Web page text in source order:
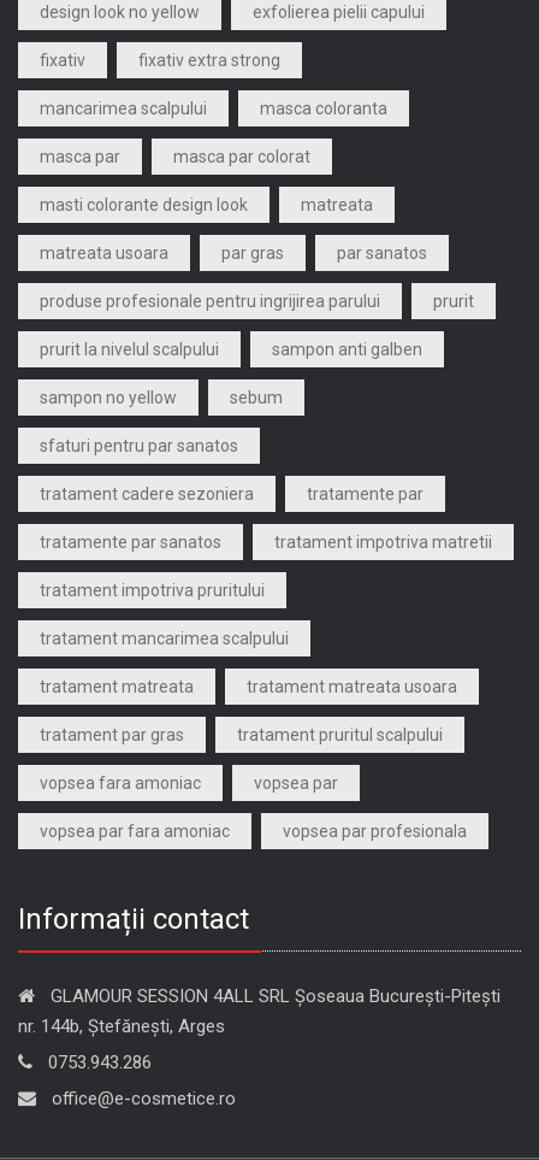
design look no yellow exfolierea pielii capului
fixativ fixativ extra strong
mancarimea scalpului masca coloranta
masca par masca par colorat
masti colorante design look matreata
matreata usoara par gras par sanatos
produse profesionale pentru ingrijirea parului prurit
prurit la nivelul scalpului sampon anti galben
sampon no yellow sebum
sfaturi pentru par sanatos
tratament cadere sezoniera tratamente par
tratamente par sanatos tratament impotriva matretii
tratament impotriva pruritului
tratament mancarimea scalpului
tratament matreata tratament matreata usoara
tratament par gras tratament pruritul scalpului
vopsea fara amoniac vopsea par
vopsea par fara amoniac vopsea par profesionala
Informații contact
GLAMOUR SESSION 4ALL SRL Șoseaua București-Pitești
nr. 144b, Ștefănești, Arges
0753.943.286
office@e-cosmetice.ro